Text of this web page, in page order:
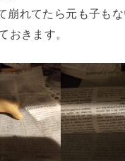
崩れてたら元も子も
おきます。